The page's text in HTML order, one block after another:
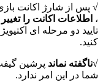
√ پس از شارژ اکانت
، اطلاعات اکانت را
کنید.
√ناگفته نماند پرشین
شما در این امر ندارد.